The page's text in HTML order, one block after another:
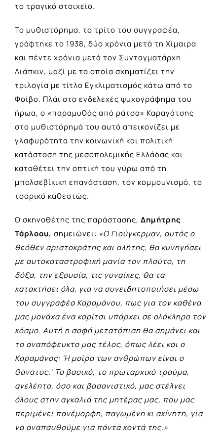
το τραγικό στοιχείο.
Το μυθιστόρημα, το τρίτο του συγγραφέα,
γράφτηκε το 1938, δύο χρόνια μετά τη Χίμαιρα
και πέντε χρόνια μετά τον Συνταγματάρχη
Λιάπκιν, μαζί με τα οποία σχηματίζει την
τριλογία με τίτλο Εγκλιματισμός κάτω από το
Φοίβο. Πλάι στο ενδελεχές ψυχογράφημα του
ήρωα, ο «παραμυθάς από ράτσα» Καραγάτσης
στο μυθιστόρημά του αυτό απεικονίζει με
γλαφυρότητα την κοινωνική και πολιτική
κατάσταση της μεσοπολεμικής Ελλάδας και
καταθέτει την οπτική του γύρω από τη
μπολσεβίκικη επανάσταση, τον κομμουνισμό, το
τσαρικό καθεστώς.
Ο σκηνοθέτης της παράστασης, Δημήτρης
Τάρλοου, σημειώνει: «Ο Γιούγκερμαν, αυτός ο
θεόθεν αριστοκράτης και αλήτης, θα κυνηγήσει
με αυτοκαταστροφική μανία τον πλούτο, τη
δόξα, την εξουσία, τις γυναίκες, θα τα
κατακτήσει όλα, για να συνειδητοποιήσει μέσω
του συγγραφέα Καραμάνου, πως για τον καθένα
μας μονάχα ένα κορίτσι υπάρχει σε ολόκληρο τον
κόσμο. Αυτή η σοφή μετατόπιση θα σημάνει και
το αναπόφευκτο μας τέλος, όπως λέει και ο
Καραμάνος: ‘Η μοίρα των ανθρώπων είναι ο
θάνατος.’ Το βασικό, το πρωταρχικό τραύμα,
ανελέητο, όσο και βασανιστικό, μας στέλνει
όλους στην αγκαλιά της μητέρας μας, που μας
περιμένει πανέμορφη, παγωμένη κι ακίνητη, για
να αναπαυθούμε για πάντα κοντά της.»